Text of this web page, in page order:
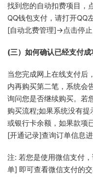
找到您的自动扣费项目，
QQ钱包支付，请打开QQ
[自动北费管理]->点击停止
(三）如何确认已经支付成
当您完成网上在线支付后
内再购买第二笔，系统会
询问您是否继续购买。若
购买流程;如果系统没有
或银行卡余额，如果款项
[开通记录]查询订单信息进
注: 若您是使用微信支付
单] 即可查看微信支付的交